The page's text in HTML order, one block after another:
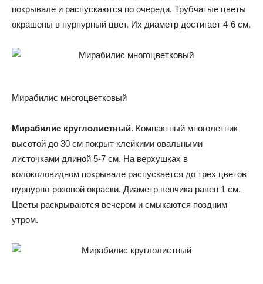
покрывале и распускаются по очереди. Трубчатые цветы
окрашены в пурпурный цвет. Их диаметр достигает 4-6 см.
Мирабилис многоцветковый
Мирабилис круглолистный. Компактный многолетник
высотой до 30 см покрыт клейкими овальными
листочками длиной 5-7 см. На верхушках в
колоколовидном покрывале распускается до трех цветов
пурпурно-розовой окраски. Диаметр венчика равен 1 см.
Цветы раскрываются вечером и смыкаются поздним
утром.